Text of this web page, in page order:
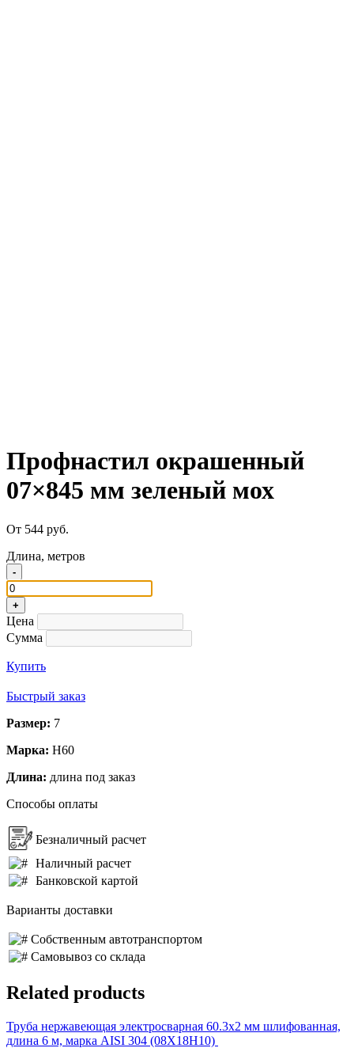
Профнастил окрашенный
07×845 мм зеленый мох
От 544 руб.
Длина, метров
-
+
Цена
Сумма
Купить
Быстрый заказ
Размер: 7
Марка: Н60
Длина: длина под заказ
Способы оплаты
Безналичный расчет
Наличный расчет
Банковской картой
Варианты доставки
Собственным автотранспортом
Самовывоз со склада
Related products
Труба нержавеющая электросварная 60.3х2 мм шлифованная,
длина 6 м, марка AISI 304 (08Х18Н10)